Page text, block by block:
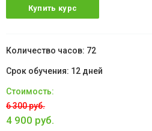
Купить курс
72
12 дней
6 300 руб.
4 900 руб.